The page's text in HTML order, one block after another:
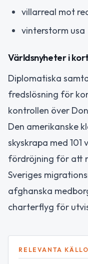
villarreal mot
vinterstorm usa
Världsnyheter i
Diplomatiska
fredslösning för
kontrollen över
Den amerikanske
skyskrapa med
fördröjning för att
Sveriges
afghanska
charterflyg för
RELEVANTA